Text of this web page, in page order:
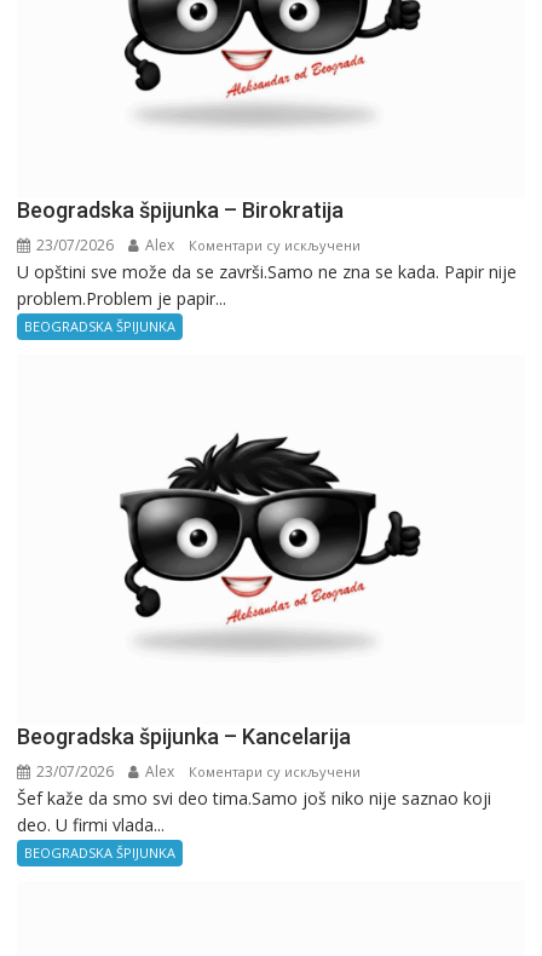
Beogradska špijunka – Birokratija
23/07/2026 Alex Коментари су искључени
Beogradska
U opštini sve može da se završi.Samo ne zna se kada. Papir nije
problem.Problem je papir...
BEOGRADSKA ŠPIJUNKA
Beogradska špijunka – Kancelarija
23/07/2026 Alex Коментари су искључени
Beogradska
Šef kaže da smo svi deo tima.Samo još niko nije saznao koji
deo. U firmi vlada...
BEOGRADSKA ŠPIJUNKA